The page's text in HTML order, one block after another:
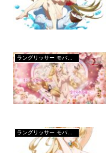
ラングリッサー モバイル